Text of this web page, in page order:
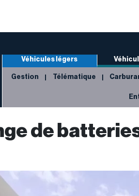
Véhicules légers
Gestion Télématique
de